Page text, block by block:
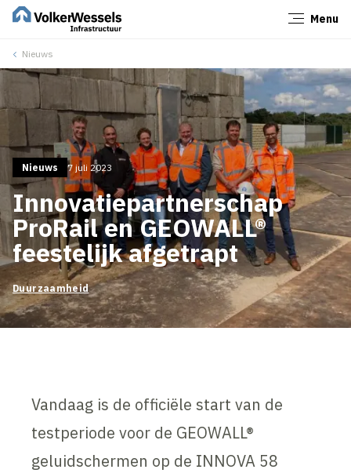
Menu
Nieuws
Nieuws 7 juli 2023
Innovatiepartnerschap
ProRail en GEOWALL®
feestelijk afgetrapt
Duurzaamheid
Vandaag is de officiële start van de
testperiode voor de GEOWALL®
geluidschermen op de INNOVA 58
Sluiten